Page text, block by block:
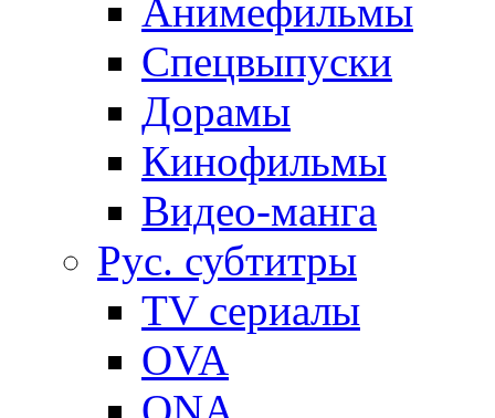
Анимефильмы
Спецвыпуски
Дорамы
Кинофильмы
Видео-манга
Рус. субтитры
TV сериалы
OVA